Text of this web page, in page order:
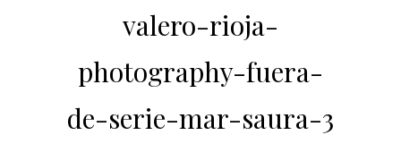
valero-rioja-
photography-fuera-
de-serie-mar-saura-3